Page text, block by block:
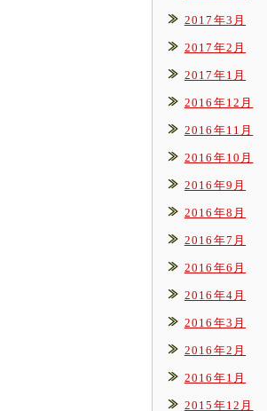
2017年3月
2017年2月
2017年1月
2016年12月
2016年11月
2016年10月
2016年9月
2016年8月
2016年7月
2016年6月
2016年4月
2016年3月
2016年2月
2016年1月
2015年12月